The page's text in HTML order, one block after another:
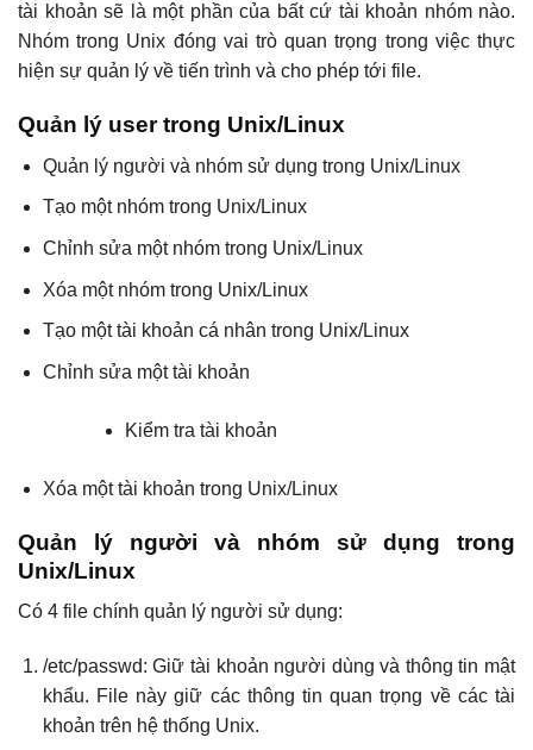
tài khoản sẽ là một phần của bất cứ tài khoản nhóm nào.
Nhóm trong Unix đóng vai trò quan trọng trong việc thực
hiện sự quản lý về tiến trình và cho phép tới file.
Quản lý user trong Unix/Linux
Quản lý người và nhóm sử dụng trong Unix/Linux
Tạo một nhóm trong Unix/Linux
Chỉnh sửa một nhóm trong Unix/Linux
Xóa một nhóm trong Unix/Linux
Tạo một tài khoản cá nhân trong Unix/Linux
Chỉnh sửa một tài khoản
Kiểm tra tài khoản
Xóa một tài khoản trong Unix/Linux
Quản lý người và nhóm sử dụng trong
Unix/Linux
Có 4 file chính quản lý người sử dụng:
/etc/passwd: Giữ tài khoản người dùng và thông tin mật
khẩu. File này giữ các thông tin quan trọng về các tài
khoản trên hệ thống Unix.